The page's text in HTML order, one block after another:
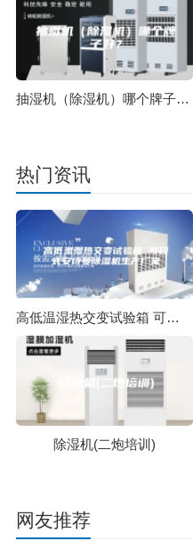
抽湿机（除湿机）哪个牌子好？
热门资讯
高低温湿热交变试验箱 可程式安诗曼除湿机生产厂家
除湿机(二炮培训)
网友推荐